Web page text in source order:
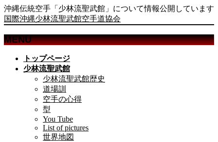
沖縄伝統空手「少林流聖武館」について情報公開しています
国際沖縄少林流聖武館空手道協会
MENU
トップページ
少林流聖武館
少林流聖武館歴史
道場訓
空手の心得
型
You Tube
List of pictures
世界地図